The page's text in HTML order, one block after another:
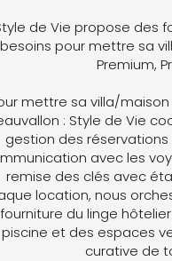
de Vie propose des
besoins pour mettre sa
Premium,
mettre sa villa/
: Style de Vie
gestion des
avec les
remise des clés avec
location, nous
fourniture du linge
piscine et des espaces
curative de